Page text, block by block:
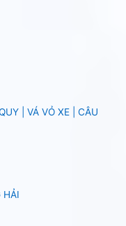
| VÁ VỎ XE | CÂU
HẢI